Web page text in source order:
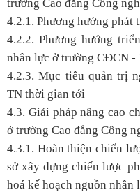
trường Cao đẳng Công
4.2.1. Phương hướng phát
4.2.2. Phương hướng
nhân lực ở trường CĐCN
4.2.3. Mục tiêu quản trị
TN thời gian tới
4.3. Giải pháp nâng cao
ở trường Cao đẳng Công
4.3.1. Hoàn thiện chiến
sở xây dựng chiến lược
hoá kế hoạch nguồn nhân